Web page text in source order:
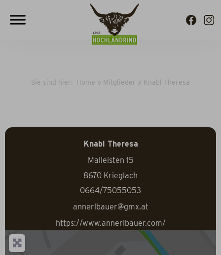
Sie sind hier: Home » Mitglieder » Knabl Theresa
Knabl Theresa
Malleisten 15
8670 Krieglach
0664/75055053
annerlbauer@gmx.at
https://www.annerlbauer.com/